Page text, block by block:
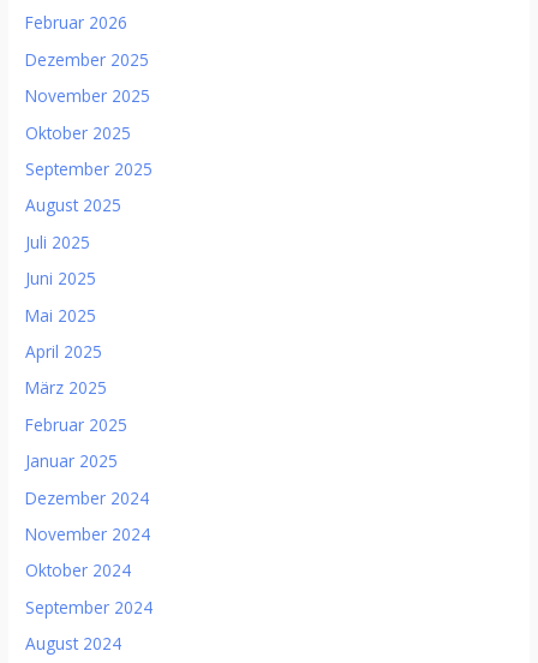
Februar 2026
Dezember 2025
November 2025
Oktober 2025
September 2025
August 2025
Juli 2025
Juni 2025
Mai 2025
April 2025
März 2025
Februar 2025
Januar 2025
Dezember 2024
November 2024
Oktober 2024
September 2024
August 2024